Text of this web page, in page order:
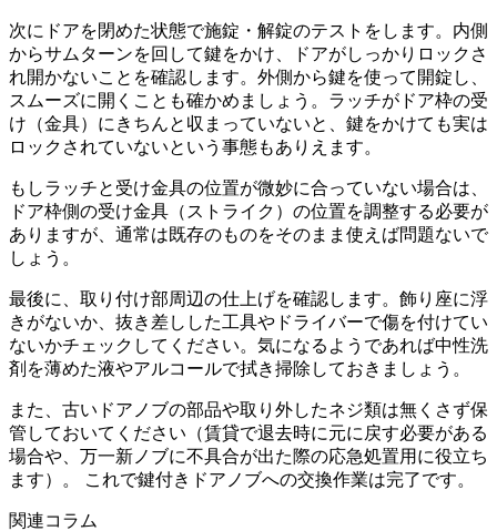
次にドアを閉めた状態で施錠・解錠のテストをします。内側
からサムターンを回して鍵をかけ、ドアがしっかりロックさ
れ開かないことを確認します。外側から鍵を使って開錠し、
スムーズに開くことも確かめましょう。ラッチがドア枠の受
け（金具）にきちんと収まっていないと、鍵をかけても実は
ロックされていないという事態もありえます。
もしラッチと受け金具の位置が微妙に合っていない場合は、
ドア枠側の受け金具（ストライク）の位置を調整する必要が
ありますが、通常は既存のものをそのまま使えば問題ないで
しょう。
最後に、取り付け部周辺の仕上げを確認します。飾り座に浮
きがないか、抜き差しした工具やドライバーで傷を付けてい
ないかチェックしてください。気になるようであれば中性洗
剤を薄めた液やアルコールで拭き掃除しておきましょう。
また、古いドアノブの部品や取り外したネジ類は無くさず保
管しておいてください（賃貸で退去時に元に戻す必要がある
場合や、万一新ノブに不具合が出た際の応急処置用に役立ち
ます）。 これで鍵付きドアノブへの交換作業は完了です。
関連コラム